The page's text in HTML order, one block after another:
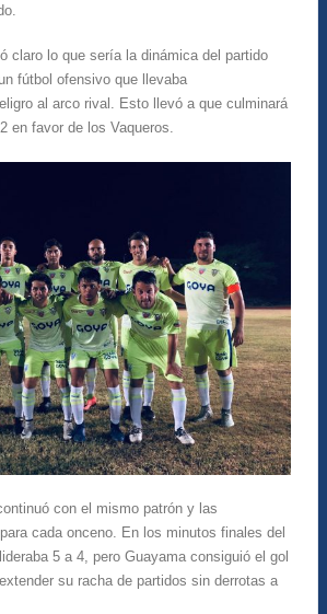
claro lo que sería la dinámica del partido
fútbol ofensivo que llevaba
al arco rival. Esto llevó a que culminará
en favor de los Vaqueros.
con el mismo patrón y las
cada onceno. En los minutos finales del
5 a 4, pero Guayama consiguió el gol
su racha de partidos sin derrotas a